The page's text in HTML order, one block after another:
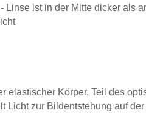
Linse ist in der Mitte dicker als
elastischer Körper, Teil des
Licht zur Bildentstehung auf der